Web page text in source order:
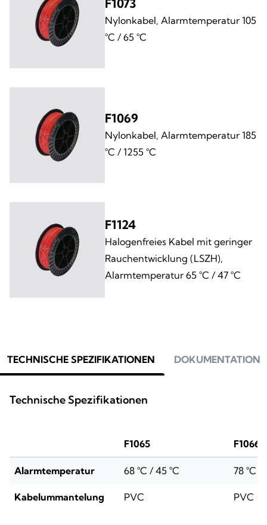
F1073
Nylonkabel, Alarmtemperatur 105
°C / 65 °C
F1069
Nylonkabel, Alarmtemperatur 185
°C / 1255 °C
F1124
Halogenfreies Kabel mit geringer
Rauchentwicklung (LSZH),
Alarmtemperatur 65 °C / 47 °C
TECHNISCHE SPEZIFIKATIONEN DOKUMENTATION
Technische Spezifikationen
F1065 F1066
Alarmtemperatur 68 °C / 45 °C 78 °C /
Kabelummantelung PVC PVC